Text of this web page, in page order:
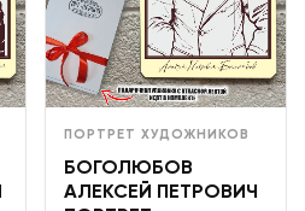
ПОРТРЕТ ХУДОЖНИКОВ
БОГОЛЮБОВ
АЛЕКСЕЙ ПЕТРОВИЧ